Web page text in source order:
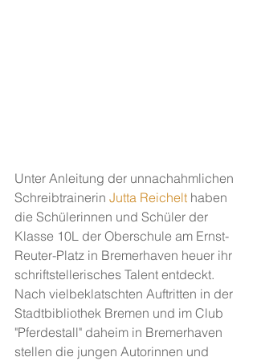
Unter Anleitung der unnachahmlichen
Schreibtrainerin Jutta Reichelt haben
die Schülerinnen und Schüler der
Klasse 10L der Oberschule am Ernst-
Reuter-Platz in Bremerhaven heuer ihr
schriftstellerisches Talent entdeckt.
Nach vielbeklatschten Auftritten in der
Stadtbibliothek Bremen und im Club
"Pferdestall" daheim in Bremerhaven
stellen die jungen Autorinnen und